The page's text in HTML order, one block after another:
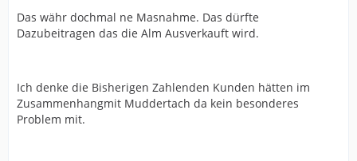
Das währ dochmal ne Masnahme. Das dürfte
Dazubeitragen das die Alm Ausverkauft wird.
Ich denke die Bisherigen Zahlenden Kunden hätten im
Zusammenhangmit Muddertach da kein besonderes
Problem mit.